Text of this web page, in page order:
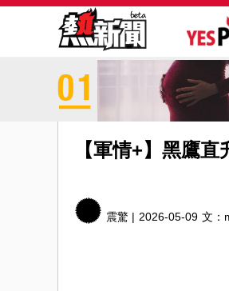
【軍情+】黑鷹
震驚 | 2026-05-09 文：